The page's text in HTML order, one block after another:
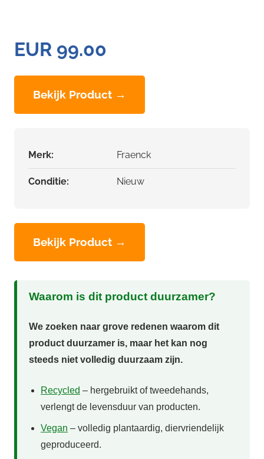
EUR 99.00
Bekijk Product →
Merk: Fraenck
Conditie: Nieuw
Bekijk Product →
Waarom is dit product duurzamer?
We zoeken naar grove redenen waarom dit
product duurzamer is, maar het kan nog
steeds niet volledig duurzaam zijn.
Recycled – hergebruikt of tweedehands,
verlengt de levensduur van producten.
Vegan – volledig plantaardig, diervriendelijk
geproduceerd.